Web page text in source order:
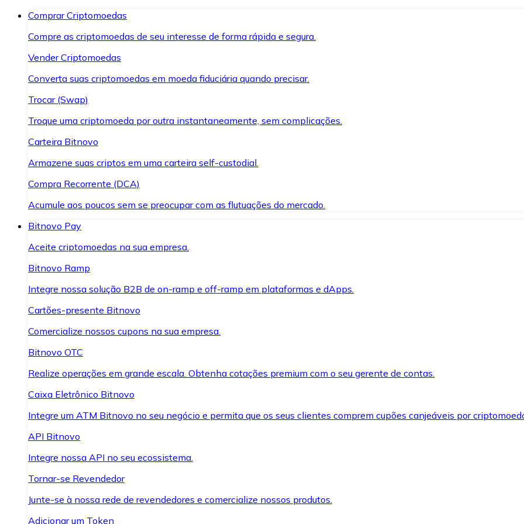
Comprar Criptomoedas
Compre as criptomoedas de seu interesse de forma rápida e segura.
Vender Criptomoedas
Converta suas criptomoedas em moeda fiduciária quando precisar.
Trocar (Swap)
Troque uma criptomoeda por outra instantaneamente, sem complicações.
Carteira Bitnovo
Armazene suas criptos em uma carteira self-custodial.
Compra Recorrente (DCA)
Acumule aos poucos sem se preocupar com as flutuações do mercado.
Bitnovo Pay
Aceite criptomoedas na sua empresa.
Bitnovo Ramp
Integre nossa solução B2B de on-ramp e off-ramp em plataformas e dApps.
Cartões-presente Bitnovo
Comercialize nossos cupons na sua empresa.
Bitnovo OTC
Realize operações em grande escala. Obtenha cotações premium com o seu gerente de contas.
Caixa Eletrônico Bitnovo
Integre um ATM Bitnovo no seu negócio e permita que os seus clientes comprem cupões canjeáveis por
API Bitnovo
Integre nossa API no seu ecossistema.
Tornar-se Revendedor
Junte-se à nossa rede de revendedores e comercialize nossos produtos.
Adicionar um Token